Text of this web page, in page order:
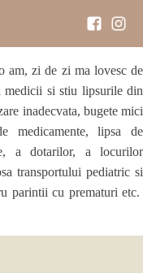
am, zi de zi ma lovesc de
medicii si stiu lipsurile din
inadecvata, bugete mici
medicamente, lipsa de
a dotarilor, a locurilor
transportului pediatric si
parintii cu prematuri etc.